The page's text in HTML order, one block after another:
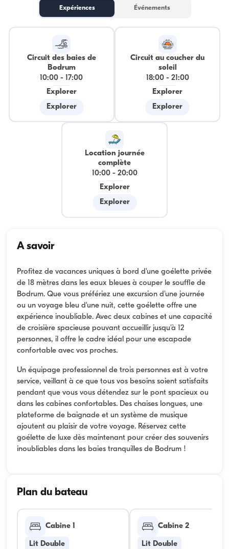
Expériences Événements
Circuit des baies de
Bodrum
10:00 -
17:00
Explorer
Explorer
Circuit au coucher du
soleil
18:00- 21:00
Explorer
Explorer
Location journée
complète
10:00- 20:00
Explorer
Explorer
A savoir
Profitez de vacances uniques à bord d'une goélette privée
de 18 mètres dans les eaux bleues à couper le souffle de
Bodrum. Que vous préfériez une excursion d'une journée
ou un voyage bleu d'une nuit, cette goélette offre une
expérience inoubliable. Avec deux cabines et une capacité
de croisière spacieuse pouvant accueillir jusqu'à 12
personnes, il offre le cadre idéal pour une escapade
confortable avec vos proches.
Un équipage professionnel de trois personnes est à votre
service, veillant à ce que tous vos besoins soient satisfaits
pendant que vous vous détendez sur le pont spacieux ou
dans les cabines confortables. Des chaises longues, une
plateforme de baignade et un système de musique
ajoutent au plaisir de votre voyage. Réservez cette
goélette de luxe dès maintenant pour créer des souvenirs
inoubliables dans les baies tranquilles de Bodrum !
Plan du bateau
Cabine 1
Lit Double
Cabine 2
Lit Double